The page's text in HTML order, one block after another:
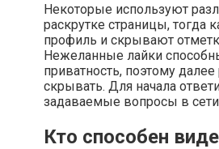
Некоторые используют
раскрутке страницы, тогда
профиль и скрывают
Нежеланные лайки
приватность, поэтому
скрывать. Для начала
задаваемые вопросы в
Кто способен